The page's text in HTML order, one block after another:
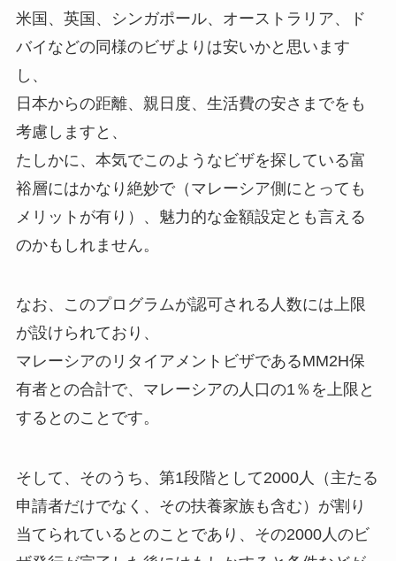
米国、英国、シンガポール、オーストラリア、ド
バイなどの同様のビザよりは安いかと思います
し、
日本からの距離、親日度、生活費の安さまでをも
考慮しますと、
たしかに、本気でこのようなビザを探している富
裕層にはかなり絶妙で（マレーシア側にとっても
メリットが有り）、魅力的な金額設定とも言える
のかもしれません。
なお、このプログラムが認可される人数には上限
が設けられており、
マレーシアのリタイアメントビザであるMM2H保
有者との合計で、マレーシアの人口の1％を上限と
するとのことです。
そして、そのうち、第1段階として2000人（主たる
申請者だけでなく、その扶養家族も含む）が割り
当てられているとのことであり、その2000人のビ